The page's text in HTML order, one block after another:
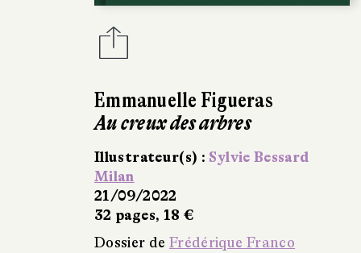
Emmanuelle Figueras
Au creux des arbres
Illustrateur(s) : Sylvie Bessard
Milan
21/09/2022
32 pages, 18 €
Dossier de Frédérique Franco